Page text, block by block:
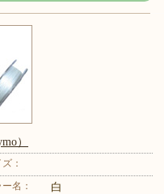
）
：
名： 白